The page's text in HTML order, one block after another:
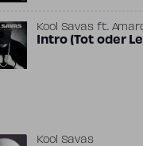
Kool Savas ft.
Melbeatz
Intro (Tot oder
Kool Savas